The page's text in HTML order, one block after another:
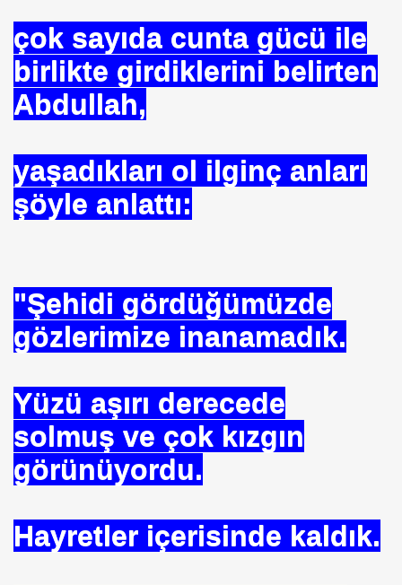
çok sayıda cunta gücü ile
birlikte girdiklerini belirten
Abdullah,
yaşadıkları ol ilginç anları
şöyle anlattı:
"Şehidi gördüğümüzde
gözlerimize inanamadık.
Yüzü aşırı derecede
solmuş ve çok kızgın
görünüyordu.
Hayretler içerisinde kaldık.
ÇELİK
EROĞLU
DİNÇER